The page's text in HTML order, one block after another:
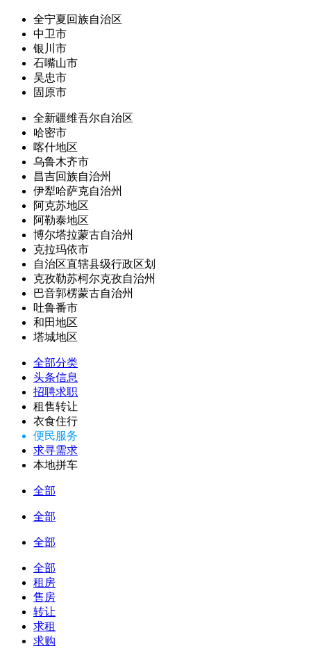
全宁夏回族自治区
中卫市
银川市
石嘴山市
吴忠市
固原市
全新疆维吾尔自治区
哈密市
喀什地区
乌鲁木齐市
昌吉回族自治州
伊犁哈萨克自治州
阿克苏地区
阿勒泰地区
博尔塔拉蒙古自治州
克拉玛依市
自治区直辖县级行政区划
克孜勒苏柯尔克孜自治州
巴音郭楞蒙古自治州
吐鲁番市
和田地区
塔城地区
全部分类
头条信息
招聘求职
租售转让
衣食住行
便民服务
求寻需求
本地拼车
全部
全部
全部
全部
租房
售房
转让
求租
求购